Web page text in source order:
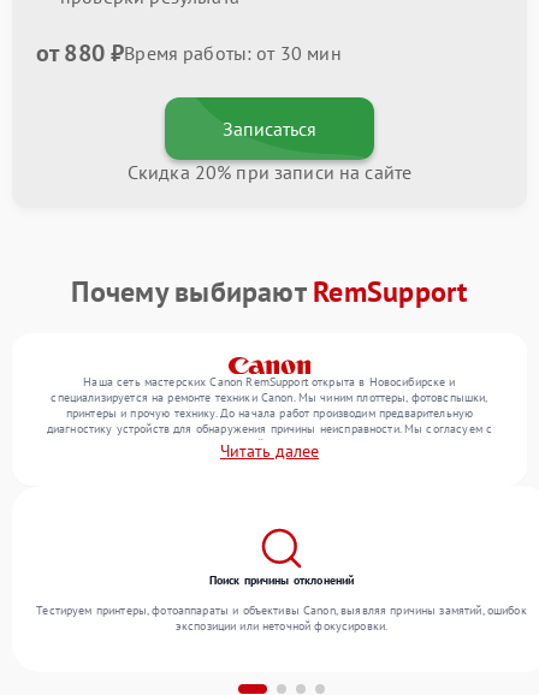
от 880 ₽Время работы: от 30 мин
Записаться
Скидка 20% при записи на сайте
Почему выбираютRemSupport
Наша сеть мастерских Canon RemSupport открыта в Новосибирске и
специализируется на ремонте техники Canon. Мы чиним плоттеры, фотовспышки,
принтеры и прочую технику. До начала работ производим предварительную
диагностику устройств для обнаружения причины неисправности. Мы согласуем с
клиентом состав необходимых операций и их стоимость, затем реализуем ремонт с
заменой деталей по необходимости. После работ проверяем качество оказанных
Читать далее
Поиск причины отклонений
Тестируем принтеры, фотоаппараты и объективы Canon, выявляя причины замятий, ошибок
экспозиции или неточной фокусировки.